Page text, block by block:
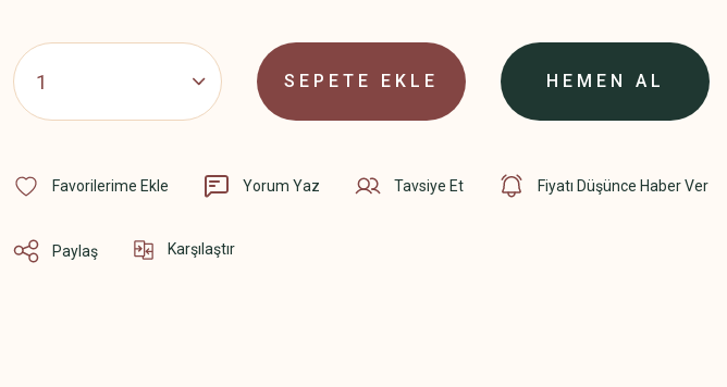
SEPETE EKLE HEMEN AL
Yorum Yaz Tavsiye Et Fiyatı Düşünce Haber Ver
Paylaş Karşılaştır